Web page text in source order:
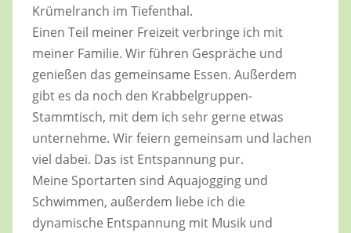
Krümelranch im Tiefenthal.
Einen Teil meiner Freizeit verbringe ich mit
meiner Familie. Wir führen Gespräche und
genießen das gemeinsame Essen. Außerdem
gibt es da noch den Krabbelgruppen-
Stammtisch, mit dem ich sehr gerne etwas
unternehme. Wir feiern gemeinsam und lachen
viel dabei. Das ist Entspannung pur.
Meine Sportarten sind Aquajogging und
Schwimmen, außerdem liebe ich die
dynamische Entspannung mit Musik und